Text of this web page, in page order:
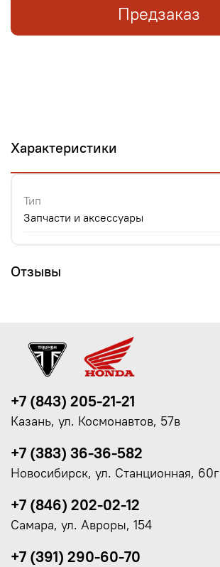
Предзаказ
Характеристики
Тип
Запчасти и аксессуары
Отзывы
+7 (843) 205-21-21
Казань, ул. Космонавтов, 57в
+7 (383) 36-36-582
Новосибирск, ул. Станционная, 60г
+7 (846) 202-02-12
Самара, ул. Авроры, 154
+7 (391) 290-60-70